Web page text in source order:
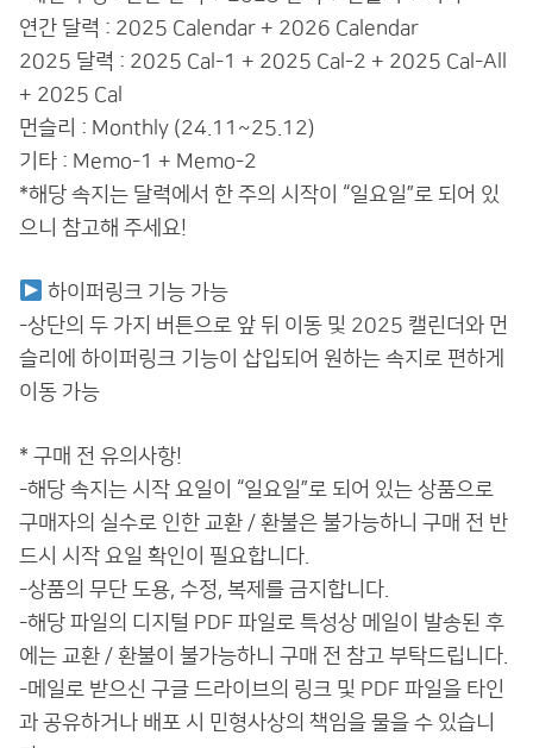
연간 달력 : 2025 Calendar + 2026 Calendar
2025 달력 : 2025 Cal-1 + 2025 Cal-2 + 2025 Cal-All
+ 2025 Cal
먼슬리 : Monthly (24.11~25.12)
기타 : Memo-1 + Memo-2
*해당 속지는 달력에서 한 주의 시작이 “일요일”로 되어 있
으니 참고해 주세요!
하이퍼링크 기능 가능
-상단의 두 가지 버튼으로 앞 뒤 이동 및 2025 캘린더와 먼
슬리에 하이퍼링크 기능이 삽입되어 원하는 속지로 편하게
이동 가능
* 구매 전 유의사항!
-해당 속지는 시작 요일이 “일요일”로 되어 있는 상품으로
구매자의 실수로 인한 교환 / 환불은 불가능하니 구매 전 반
드시 시작 요일 확인이 필요합니다.
-상품의 무단 도용, 수정, 복제를 금지합니다.
-해당 파일의 디지털 PDF 파일로 특성상 메일이 발송된 후
에는 교환 / 환불이 불가능하니 구매 전 참고 부탁드립니다.
-메일로 받으신 구글 드라이브의 링크 및 PDF 파일을 타인
과 공유하거나 배포 시 민형사상의 책임을 물을 수 있습니